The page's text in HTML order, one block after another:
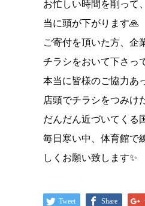
お忙しい時間を削って
当に頭が下がります🙏
ご寄付を頂いた方、企
チラシをおいて下さっ
本当に皆様のご協力あ
店頭でチラシをつみけ
だんだん近づいてくる
毎日寒い中、体育館で
しくお願い致します✨
Tweet Share